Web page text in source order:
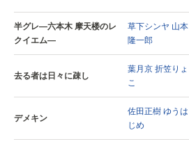
半グレ―六本木 摩天楼のレ
クイエム―
草下シンヤ 山本
隆一郎
去る者は日々に疎し
葉月京折笠りょ
こ
デメキン
佐田正樹ゆうは
じめ